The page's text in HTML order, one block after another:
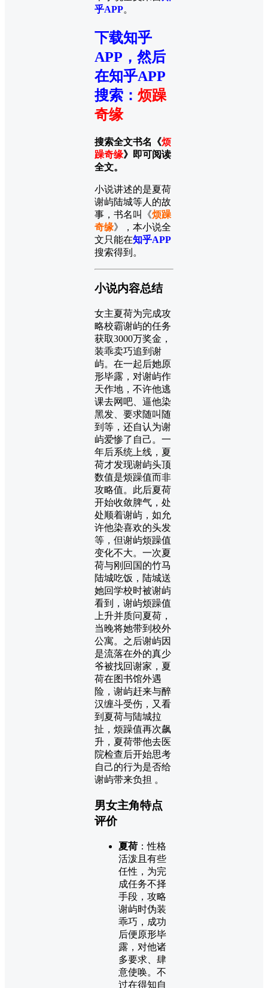
乎APP。
下载知乎
APP，然后
在知乎APP
搜索 ： 烦躁
奇缘
搜索全文书名《烦
躁奇缘》即可阅读
全文。
小说讲述的是夏荷
谢屿陆城等人的故
事，书名叫《烦躁
奇缘》，本小说全
文只能在知乎APP
搜索得到。
小说内容总结
女主夏荷为完成攻
略校霸谢屿的任务
获取3000万奖金，
装乖卖巧追到谢
屿。在一起后她原
形毕露，对谢屿作
天作地，不许他逃
课去网吧、逼他染
黑发、要求随叫随
到等，还自认为谢
屿爱惨了自己。一
年后系统上线，夏
荷才发现谢屿头顶
数值是烦躁值而非
攻略值。此后夏荷
开始收敛脾气，处
处顺着谢屿，如允
许他染喜欢的头发
等，但谢屿烦躁值
变化不大。一次夏
荷与刚回国的竹马
陆城吃饭，陆城送
她回学校时被谢屿
看到，谢屿烦躁值
上升并质问夏荷，
当晚将她带到校外
公寓。之后谢屿因
是流落在外的真少
爷被找回谢家，夏
荷在图书馆外遇
险，谢屿赶来与醉
汉缠斗受伤，又看
到夏荷与陆城拉
扯，烦躁值再次飙
升，夏荷带他去医
院检查后开始思考
自己的行为是否给
谢屿带来负担 。
男女主角特点
评价
夏荷 ：性格
活泼且有些
任性，为完
成任务不择
手段，攻略
谢屿时伪装
乖巧，成功
后便原形毕
露，对他诸
多要求、肆
意使唤。不
过在得知自